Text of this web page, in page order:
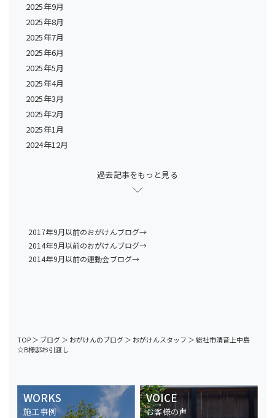
2025年9月
2025年8月
2025年7月
2025年6月
2025年5月
2025年4月
2025年3月
2025年2月
2025年1月
2024年12月
過去記事をもっと見る
2017年9月以前のおがけんブログ→
2014年9月以前のおがけんブログ→
2014年9月以前の運動会ブログ→
TOP＞ ブログ＞ おがけんのブログ＞ おがけんスタッフ ＞総社市清音上中島
☆B様邸お引渡し
WORKS
施工事例
VOICE
お客様の声